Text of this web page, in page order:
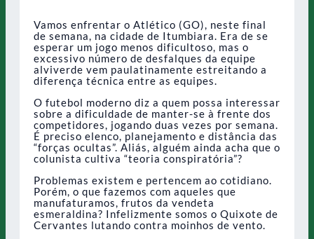
Vamos enfrentar o Atlético (GO), neste final
de semana, na cidade de Itumbiara. Era de se
esperar um jogo menos dificultoso, mas o
excessivo número de desfalques da equipe
alviverde vem paulatinamente estreitando a
diferença técnica entre as equipes.
O futebol moderno diz a quem possa interessar
sobre a dificuldade de manter-se à frente dos
competidores, jogando duas vezes por semana.
É preciso elenco, planejamento e distância das
“forças ocultas”. Aliás, alguém ainda acha que o
colunista cultiva “teoria conspiratória”?
Problemas existem e pertencem ao cotidiano.
Porém, o que fazemos com aqueles que
manufaturamos, frutos da vendeta
esmeraldina? Infelizmente somos o Quixote de
Cervantes lutando contra moinhos de vento.